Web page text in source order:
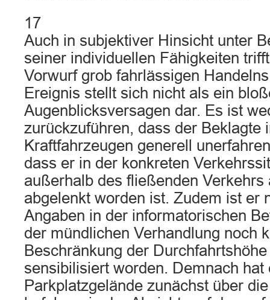
17
Auch in subjektiver Hinsicht unter
seiner individuellen Fähigkeiten
Vorwurf grob fahrlässigen
Ereignis stellt sich nicht als ein
Augenblicksversagen dar. Es ist
zurückzuführen, dass der Beklagte
Kraftfahrzeugen generell
dass er in der konkreten
außerhalb des fließenden Verkehrs
abgelenkt worden ist. Zudem ist er
Angaben in der informatorischen
der mündlichen Verhandlung noch
Beschränkung der
sensibilisiert worden. Demnach hat
Parkplatzgelände zunächst über